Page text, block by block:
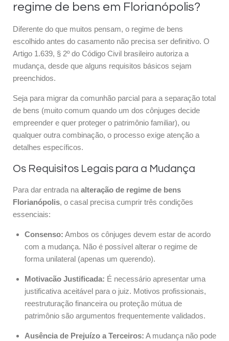
regime de bens em Florianópolis?
Diferente do que muitos pensam, o regime de bens
escolhido antes do casamento não precisa ser definitivo. O
Artigo 1.639, § 2º do Código Civil brasileiro autoriza a
mudança, desde que alguns requisitos básicos sejam
preenchidos.
Seja para migrar da comunhão parcial para a separação total
de bens (muito comum quando um dos cônjuges decide
empreender e quer proteger o patrimônio familiar), ou
qualquer outra combinação, o processo exige atenção a
detalhes específicos.
Os Requisitos Legais para a Mudança
Para dar entrada na alteração de regime de bens
Florianópolis, o casal precisa cumprir três condições
essenciais:
Consenso: Ambos os cônjuges devem estar de acordo
com a mudança. Não é possível alterar o regime de
forma unilateral (apenas um querendo).
Motivacão Justificada: É necessário apresentar uma
justificativa aceitável para o juiz. Motivos profissionais,
reestruturação financeira ou proteção mútua de
patrimônio são argumentos frequentemente validados.
Ausência de Prejuízo a Terceiros: A mudança não pode